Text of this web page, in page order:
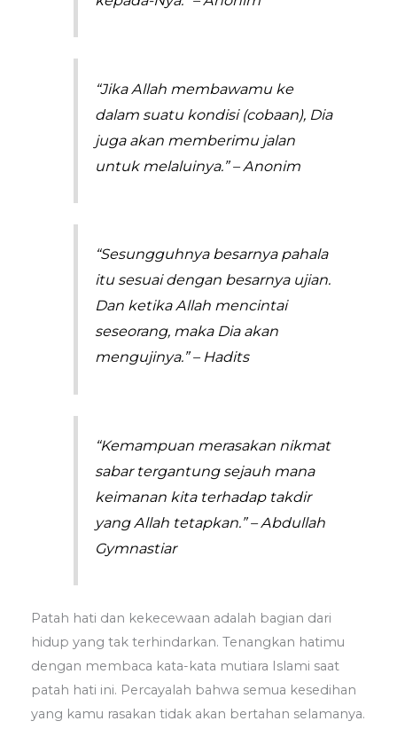
“Jika Allah membawamu ke
dalam suatu kondisi (cobaan), Dia
juga akan memberimu jalan
untuk melaluinya.” – Anonim
“Sesungguhnya besarnya pahala
itu sesuai dengan besarnya ujian.
Dan ketika Allah mencintai
seseorang, maka Dia akan
mengujinya.” – Hadits
“Kemampuan merasakan nikmat
sabar tergantung sejauh mana
keimanan kita terhadap takdir
yang Allah tetapkan.” – Abdullah
Gymnastiar
Patah hati dan kekecewaan adalah bagian dari
hidup yang tak terhindarkan. Tenangkan hatimu
dengan membaca kata-kata mutiara Islami saat
patah hati ini. Percayalah bahwa semua kesedihan
yang kamu rasakan tidak akan bertahan selamanya.